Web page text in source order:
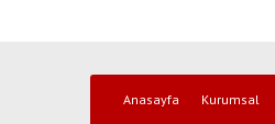
Anasayfa Kurumsal